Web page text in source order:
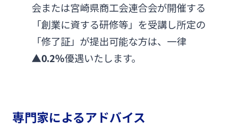
会または宮崎県商工会連合会が開催する
「創業に資する研修等」を受講し所定の
「修了証」が提出可能な方は、一律
▲0.2％優遇いたします。
専門家によるアドバイス